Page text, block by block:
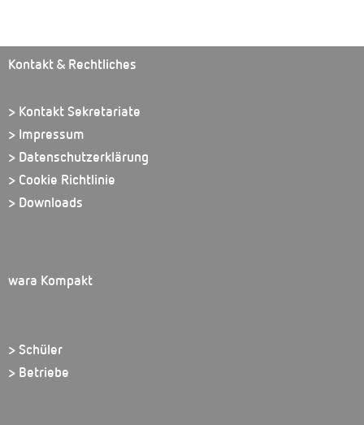
Kontakt & Rechtliches
> Kontakt Sekretariate
> Impressum
> Datenschutzerklärung
> Cookie Richtlinie
> Downloads
wara Kompakt
> Schüler
> Betriebe